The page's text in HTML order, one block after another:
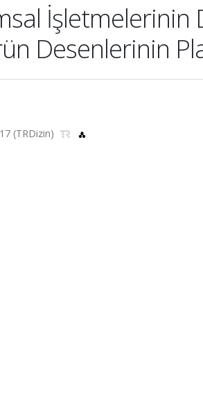
İşletmelerinin
Desenlerinin
(TRDizin)